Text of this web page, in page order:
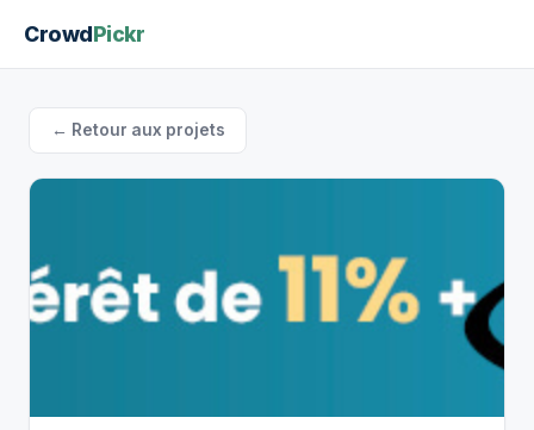
CrowdPickr
← Retour aux projets